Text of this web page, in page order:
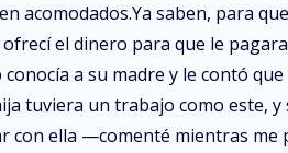
saben, para
el dinero para que le
a su madre y le contó
tuviera un trabajo como este,
ella —comenté mientras